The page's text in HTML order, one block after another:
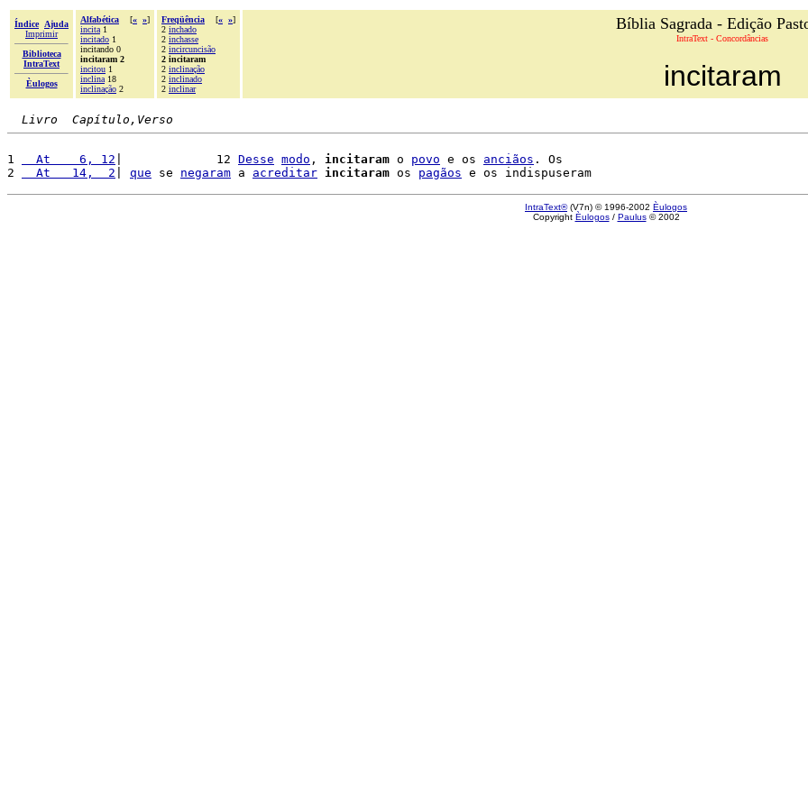
Índice
Ajuda
Imprimir
Biblioteca
IntraText
Èulogos
Alfabética [« »]
incita 1
incitado 1
incitando 0
incitaram 2
incitou 1
inclina 18
inclinação 2
Freqüência [« »]
2 inchado
2 inchasse
2 incircuncisão
2 incitaram
2 inclinação
2 inclinado
2 inclinar
Bíblia Sagrada - Edição
IntraText - Concordâncias
incitaram
Livro  Capítulo,Verso
1
  At    6, 12
|             12 Desse modo , incitaram o povo e os anciãos . Os
2
  At   14,  2
que se negaram a acreditar incitaram os pagãos
IntraText®(V7n) © 1996-2002 Èulogos
Copyright Èulogos/ Paulus© 2002